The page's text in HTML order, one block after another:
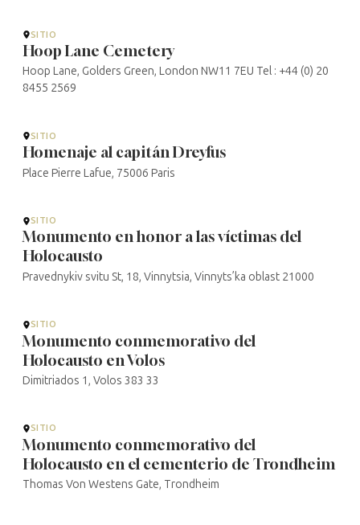
SITIO
Hoop Lane Cemetery
Hoop Lane, Golders Green, London NW11 7EU Tel : +44 (0) 20
8455 2569
SITIO
Homenaje al capitán Dreyfus
Place Pierre Lafue, 75006 Paris
SITIO
Monumento en honor a las víctimas del
Holocausto
Pravednykiv svitu St, 18, Vinnytsia, Vinnyts’ka oblast 21000
SITIO
Monumento conmemorativo del
Holocausto en Volos
Dimitriados 1, Volos 383 33
SITIO
Monumento conmemorativo del
Holocausto en el cementerio de Trondheim
Thomas Von Westens Gate, Trondheim